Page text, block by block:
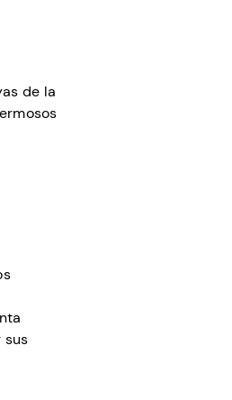
de la
sus